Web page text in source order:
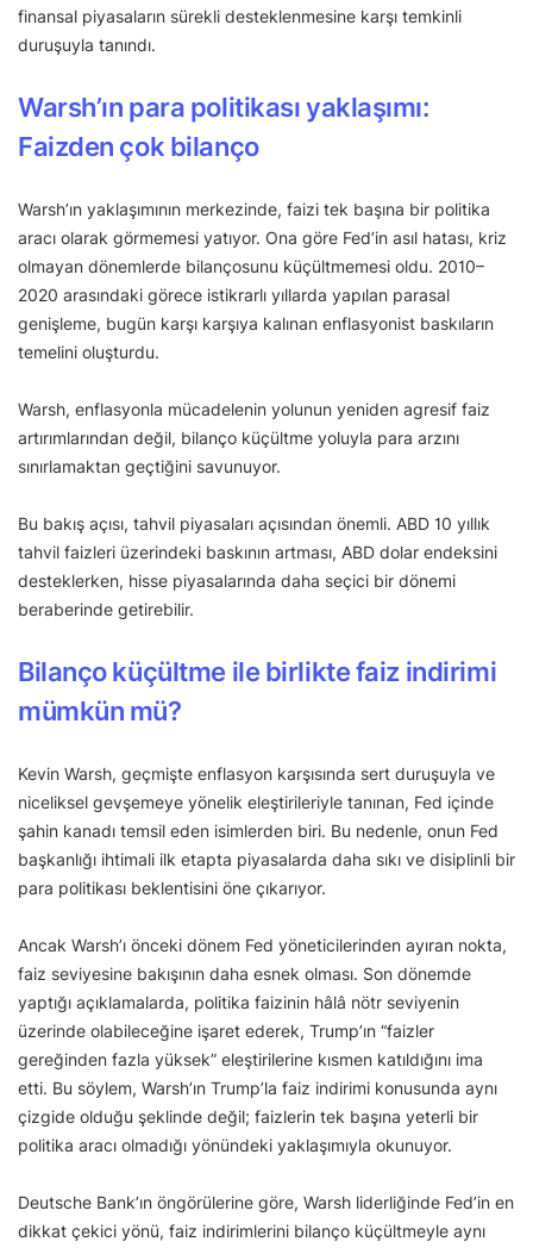
finansal piyasaların sürekli desteklenmesine karşı temkinli
duruşuyla tanındı.
Warsh’ın para politikası yaklaşımı:
Faizden çok bilanço
Warsh’ın yaklaşımının merkezinde, faizi tek başına bir politika
aracı olarak görmemesi yatıyor. Ona göre Fed’in asıl hatası, kriz
olmayan dönemlerde bilançosunu küçültmemesi oldu. 2010–
2020 arasındaki görece istikrarlı yıllarda yapılan parasal
genişleme, bugün karşı karşıya kalınan enflasyonist baskıların
temelini oluşturdu.
Warsh, enflasyonla mücadelenin yolunun yeniden agresif faiz
artırımlarından değil, bilanço küçültme yoluyla para arzını
sınırlamaktan geçtiğini savunuyor.
Bu bakış açısı, tahvil piyasaları açısından önemli. ABD 10 yıllık
tahvil faizleri üzerindeki baskının artması, ABD dolar endeksini
desteklerken, hisse piyasalarında daha seçici bir dönemi
beraberinde getirebilir.
Bilanço küçültme ile birlikte faiz indirimi
mümkün mü?
Kevin Warsh, geçmişte enflasyon karşısında sert duruşuyla ve
niceliksel gevşemeye yönelik eleştirileriyle tanınan, Fed içinde
şahin kanadı temsil eden isimlerden biri. Bu nedenle, onun Fed
başkanlığı ihtimali ilk etapta piyasalarda daha sıkı ve disiplinli bir
para politikası beklentisini öne çıkarıyor.
Ancak Warsh’ı önceki dönem Fed yöneticilerinden ayıran nokta,
faiz seviyesine bakışının daha esnek olması. Son dönemde
yaptığı açıklamalarda, politika faizinin hâlâ nötr seviyenin
üzerinde olabileceğine işaret ederek, Trump’ın “faizler
gereğinden fazla yüksek” eleştirilerine kısmen katıldığını ima
etti. Bu söylem, Warsh’ın Trump’la faiz indirimi konusunda aynı
çizgide olduğu şeklinde değil; faizlerin tek başına yeterli bir
politika aracı olmadığı yönündeki yaklaşımıyla okunuyor.
Deutsche Bank’ın öngörülerine göre, Warsh liderliğinde Fed’in en
dikkat çekici yönü, faiz indirimlerini bilanço küçültmeyle aynı